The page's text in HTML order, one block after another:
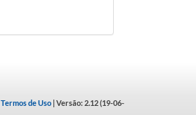
Termos de Uso| Versão: 2.12 (19-06-